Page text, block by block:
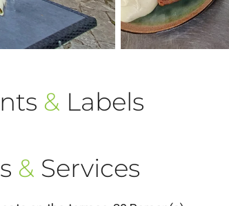
& Labels
& Services